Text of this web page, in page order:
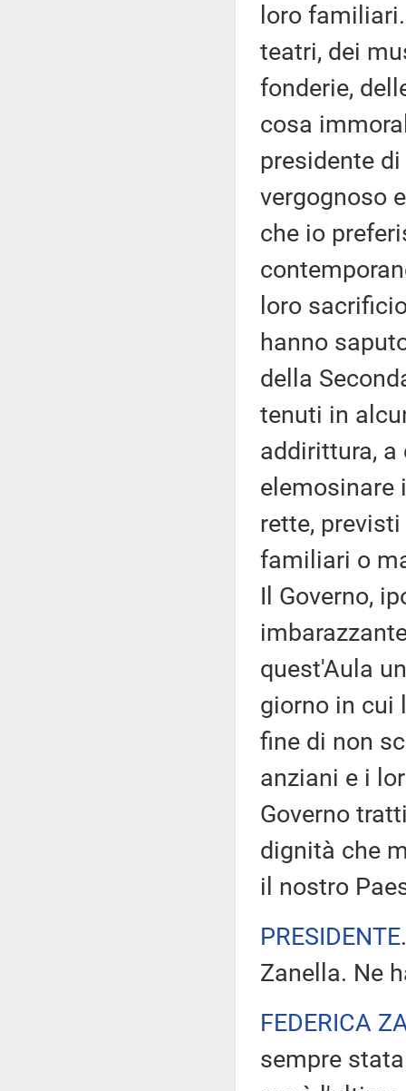
loro
teatri, dei
fonderie,
cosa
presidente di
vergognoso
che io
loro
hanno
della
tenuti in
addirittura, a
elemosinare
rette,
familiari o
Il Governo,
quest'Aula
giorno in cui
fine di non
anziani e i
Governo
dignità che
il nostro
PRESIDENTE
Zanella. Ne
FEDERICA
sempre